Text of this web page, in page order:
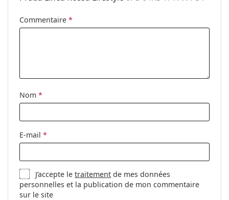
Commentaire *
Nom *
E-mail *
J’accepte letraitement de mes données
personnelles et la publication de mon commentaire
sur le site